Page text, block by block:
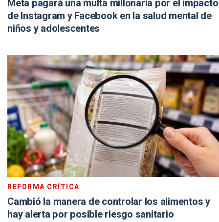
Meta pagará una multa millonaria por el impacto
de Instagram y Facebook en la salud mental de
niños y adolescentes
REFORMA CRÍTICA
Cambió la manera de controlar los alimentos y
hay alerta por posible riesgo sanitario